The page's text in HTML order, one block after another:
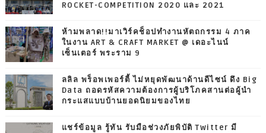
ROCKET-COMPETITION 2020 และ 2021
ห้ามพลาด!!มาเวิร์คช็อปทำงานหัตถกรรม 4 ภาค
ในงาน ART & CRAFT MARKET @ เดอะไนน์
เซ็นเตอร์ พระราม 9
ลลิล พร็อพเพอร์ตี้ ไม่หยุดพัฒนาด้านดีไซน์ ดึง Big
Data ถอดรหัสความต้องการผู้บริโภคสานต่อผู้นำ
กระแสแบบบ้านยอดนิยมของไทย
แชร์ข้อมูล รู้ทัน รับมือช่วงภัยพิบัติ Twitter มี